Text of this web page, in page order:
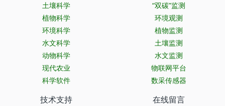
土壤科学
植物科学
环境科学
水文科学
动物科学
现代农业
科学软件
“双碳”监测
环境观测
植物监测
土壤监测
水文监测
物联网平台
数采传感器
技术支持 在线留言